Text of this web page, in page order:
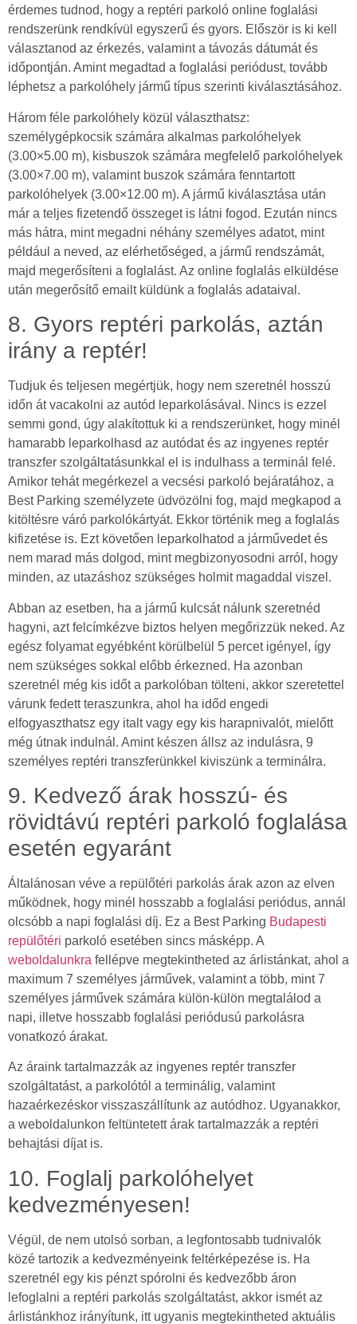
érdemes tudnod, hogy a reptéri parkoló online foglalási
rendszerünk rendkívül egyszerű és gyors. Először is ki kell
választanod az érkezés, valamint a távozás dátumát és
időpontján. Amint megadtad a foglalási periódust, tovább
léphetsz a parkolóhely jármű típus szerinti kiválasztásához.
Három féle parkolóhely közül választhatsz:
személygépkocsik számára alkalmas parkolóhelyek
(3.00×5.00 m), kisbuszok számára megfelelő parkolóhelyek
(3.00×7.00 m), valamint buszok számára fenntartott
parkolóhelyek (3.00×12.00 m). A jármű kiválasztása után
már a teljes fizetendő összeget is látni fogod. Ezután nincs
más hátra, mint megadni néhány személyes adatot, mint
például a neved, az elérhetőséged, a jármű rendszámát,
majd megerősíteni a foglalást. Az online foglalás elküldése
után megerősítő emailt küldünk a foglalás adataival.
8. Gyors reptéri parkolás, aztán
irány a reptér!
Tudjuk és teljesen megértjük, hogy nem szeretnél hosszú
időn át vacakolni az autód leparkolásával. Nincs is ezzel
semmi gond, úgy alakítottuk ki a rendszerünket, hogy minél
hamarabb leparkolhasd az autódat és az ingyenes reptér
transzfer szolgáltatásunkkal el is indulhass a terminál felé.
Amikor tehát megérkezel a vecsési parkoló bejáratához, a
Best Parking személyzete üdvözölni fog, majd megkapod a
kitöltésre váró parkolókártyát. Ekkor történik meg a foglalás
kifizetése is. Ezt követően leparkolhatod a járművedet és
nem marad más dolgod, mint megbizonyosodni arról, hogy
minden, az utazáshoz szükséges holmit magaddal viszel.
Abban az esetben, ha a jármű kulcsát nálunk szeretnéd
hagyni, azt felcímkézve biztos helyen megőrizzük neked. Az
egész folyamat egyébként körülbelül 5 percet igényel, így
nem szükséges sokkal előbb érkezned. Ha azonban
szeretnél még kis időt a parkolóban tölteni, akkor szeretettel
várunk fedett teraszunkra, ahol ha időd engedi
elfogyaszthatsz egy italt vagy egy kis harapnivalót, mielőtt
még útnak indulnál. Amint készen állsz az indulásra, 9
személyes reptéri transzferünkkel kiviszünk a terminálra.
9. Kedvező árak hosszú- és
rövidtávú reptéri parkoló foglalása
esetén egyaránt
Általánosan véve a repülőtéri parkolás árak azon az elven
működnek, hogy minél hosszabb a foglalási periódus, annál
olcsóbb a napi foglalási díj. Ez a Best Parking Budapesti
repülőtéri parkoló esetében sincs másképp. A
weboldalunkra fellépve megtekintheted az árlistánkat, ahol a
maximum 7 személyes járművek, valamint a több, mint 7
személyes járművek számára külön-külön megtalálod a
napi, illetve hosszabb foglalási periódusú parkolásra
vonatkozó árakat.
Az áraink tartalmazzák az ingyenes reptér transzfer
szolgáltatást, a parkolótól a terminálig, valamint
hazaérkezéskor visszaszállítunk az autódhoz. Ugyanakkor,
a weboldalunkon feltüntetett árak tartalmazzák a reptéri
behajtási díjat is.
10. Foglalj parkolóhelyet
kedvezményesen!
Végül, de nem utolsó sorban, a legfontosabb tudnivalók
közé tartozik a kedvezményeink feltérképezése is. Ha
szeretnél egy kis pénzt spórolni és kedvezőbb áron
lefoglalni a reptéri parkolás szolgáltatást, akkor ismét az
árlistánkhoz irányítunk, itt ugyanis megtekintheted aktuális